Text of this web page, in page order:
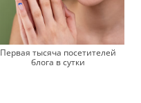
Первая тысяча посетителей
блога в сутки